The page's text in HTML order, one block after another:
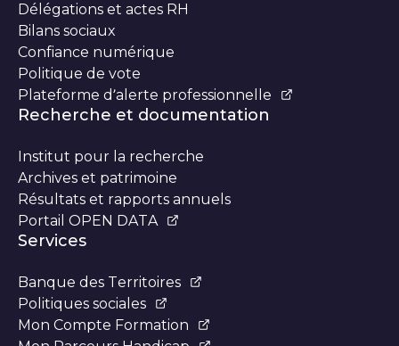
Délégations et actes RH
Bilans sociaux
Confiance numérique
Politique de vote
Plateforme d’alerte professionnelle
Recherche et documentation
Institut pour la recherche
Archives et patrimoine
Résultats et rapports annuels
Portail OPEN DATA
Services
Banque des Territoires
Politiques sociales
Mon Compte Formation